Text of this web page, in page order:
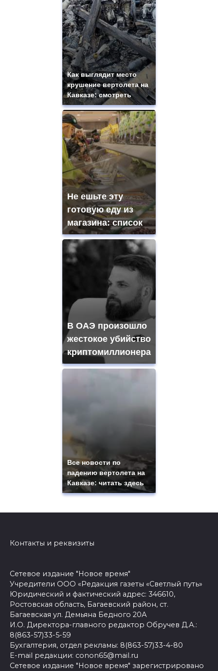
Как выглядит место
крушение вертолета на
Кавказе: смотреть
Не ешьте эту
готовую еду из
магазина: список
В ОАЭ произошло
жестокое убийство
криптомиллионера
Все новости по
падению вертолета на
Кавказе: читать здесь
Контакты и реквизиты
Сетевое издание "Новое время"
Учредители ООО «Редакция газеты «Светлый путь»
Юридический и фактический адрес: 346610,
Ростовская область, Багаевский район, ст.
Багаевская ул. Демьяна Бедного 20А
И.О. Директора-главного редактор Обручев Д.А.:
8(863-57)33-5-59
Бухгалтерия, отдел рекламы: 8(863-57)33-4-80
E-mail редакции: conon65@mail.ru
Сетевое издание "Новое время" зарегистрировано